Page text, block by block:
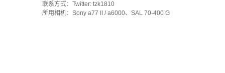
联系方式：Twitter: tzk1810
所用相机：Sony a77 II / a6000、SAL 70-400 G